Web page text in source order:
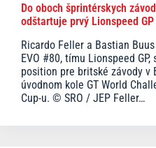
Do oboch šprintérskych
odštartuje prvý Lionspeed GP
Ricardo Feller a Bastian
EVO #80, tímu Lionspeed
position pre britské závody v
úvodnom kole GT World
Cup-u. © SRO / JEP Feller…